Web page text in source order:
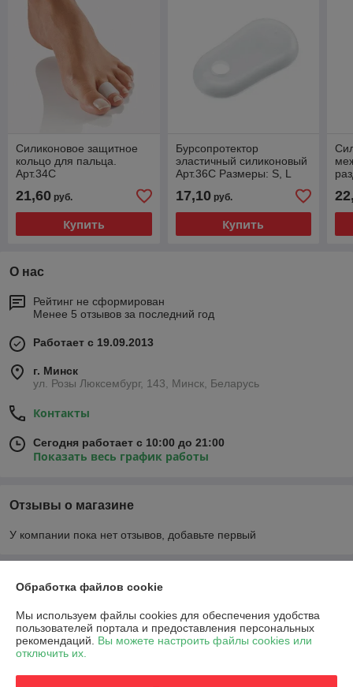
Силиконовое защитное
кольцо для пальца.
Арт.34С
21,60 руб.
Купить
Бурсопротектор
эластичный силиконовый
Арт.36С Размеры: S, L
17,10руб.
Купить
О нас
Рейтинг не сформирован
Менее 5 отзывов за последний год
Работает с 19.09.2013
г. Минск
ул. Розы Люксембург, 143, Минск, Беларусь
Контакты
Сегодня работает с 10:00 до 21:00
Показать весь график работы
Отзывы о магазине
У компании пока нет отзывов, добавьте первый
О нас
Контакты
Доставка и оплата
Обработка файлов cookie
Мы используем файлы cookies для обеспечения удобства
пользователей портала и предоставления персональных
рекомендаций. Вы можете настроить файлы cookies или
отключить их.